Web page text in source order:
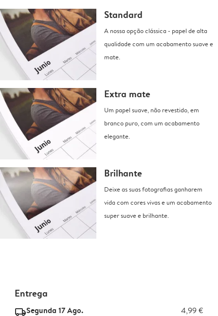
Standard
A nossa opção clássica - papel de alta
qualidade com um acabamento suave e
mate.
Extra mate
Um papel suave, não revestido, em
branco puro, com um acabamento
elegante.
Brilhante
Deixe as suas fotografias ganharem
vida com cores vivas e um acabamento
super suave e brilhante.
Entrega
delivery_standard_v2Segunda 17 Ago. 4,99 €